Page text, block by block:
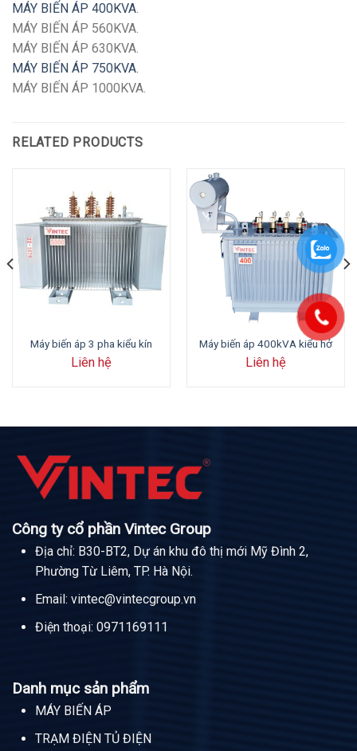
MÁY BIẾN ÁP 400KVA.
MÁY BIẾN ÁP 560KVA.
MÁY BIẾN ÁP 630KVA.
MÁY BIẾN ÁP 750KVA.
MÁY BIẾN ÁP 1000KVA.
RELATED PRODUCTS
Máy biến áp 3 pha kiểu kín
Liên hệ
Máy biến áp 400kVA kiểu hở
Liên hệ
Công ty cổ phần Vintec Group
Địa chỉ: B30-BT2, Dự án khu đô thị mới Mỹ Đình 2,
Phường Từ Liêm, TP. Hà Nội.
Email:vintec@vintecgroup.vn
Điện thoại:0971169111
Danh mục sản phẩm
MÁY BIẾN ÁP
TRẠM ĐIỆN TỦ ĐIỆN